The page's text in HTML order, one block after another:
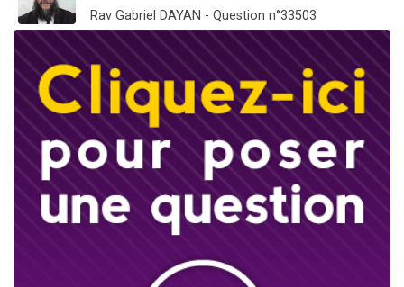
Rav Gabriel DAYAN - Question n°33503